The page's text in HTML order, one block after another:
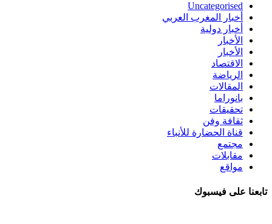
Uncategorised
أخبار المغرب العربي
أخبار دولية
الأخبار
الأخبار
الاقتصاد
الرياضة
المقالات
بانوراما
تحقيقات
ثقافة وفن
قناة الحضارة للأنباء
مجتمع
مقابلات
مواقع
تابعنا على فيسبوك